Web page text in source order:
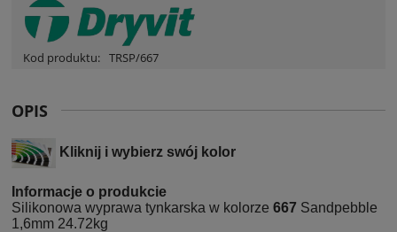
Kod produktu: TRSP/667
OPIS
Kliknij i wybierz swój kolor
Informacje o produkcie
Silikonowa wyprawa tynkarska w kolorze 667 Sandpebble
1,6mm 24.72kg